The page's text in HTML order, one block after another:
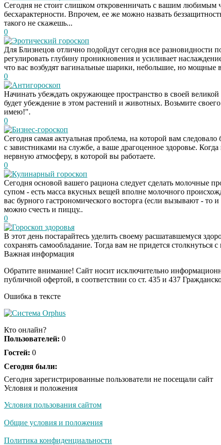
Сегодня не стоит слишком откровенничать с вашим любимым
бесхарактерности. Впрочем, ее же можно назвать
такого не скажешь...
0
Эротический гороскоп
Для Близнецов отлично подойдут сегодня все разновидности
регулировать глубину проникновения и усиливает
что вас возбудят вагинальные шарики, небольшие, но мощные
0
Антигороскоп
Начинать убеждать окружающее пространство в своей
будет убеждение в этом растений и животных. Возьмите
имею!".
0
Бизнес-гороскоп
Сегодня самая актуальная проблема, на которой вам
с завистниками на службе, а ваше драгоценное здоровье.
нервную атмосферу, в которой вы работаете.
0
Кулинарный гороскоп
Сегодня основой вашего рациона следует сделать молочные
супом - есть масса вкусных вещей вполне молочного
вас бурного гастрономического восторга (если вызывают -
можно счесть и пиццу..
0
Гороскоп здоровья
В этот день постарайтесь уделить своему расшатавшемуся
сохранять самообладание. Тогда вам не придется столкнуться
Важная информация
Обратите внимание! Сайт носит исключительно
публичной офертой, в соответствии со ст. 435 и 437
Ошибка в тексте
Кто онлайн?
Пользователей: 0
Гостей: 0
Сегодня были:
Сегодня зарегистрированные пользователи не посещали сайт
Условия и положения
Условия пользования сайтом
Общие условия и положения
Политика конфиденциальности